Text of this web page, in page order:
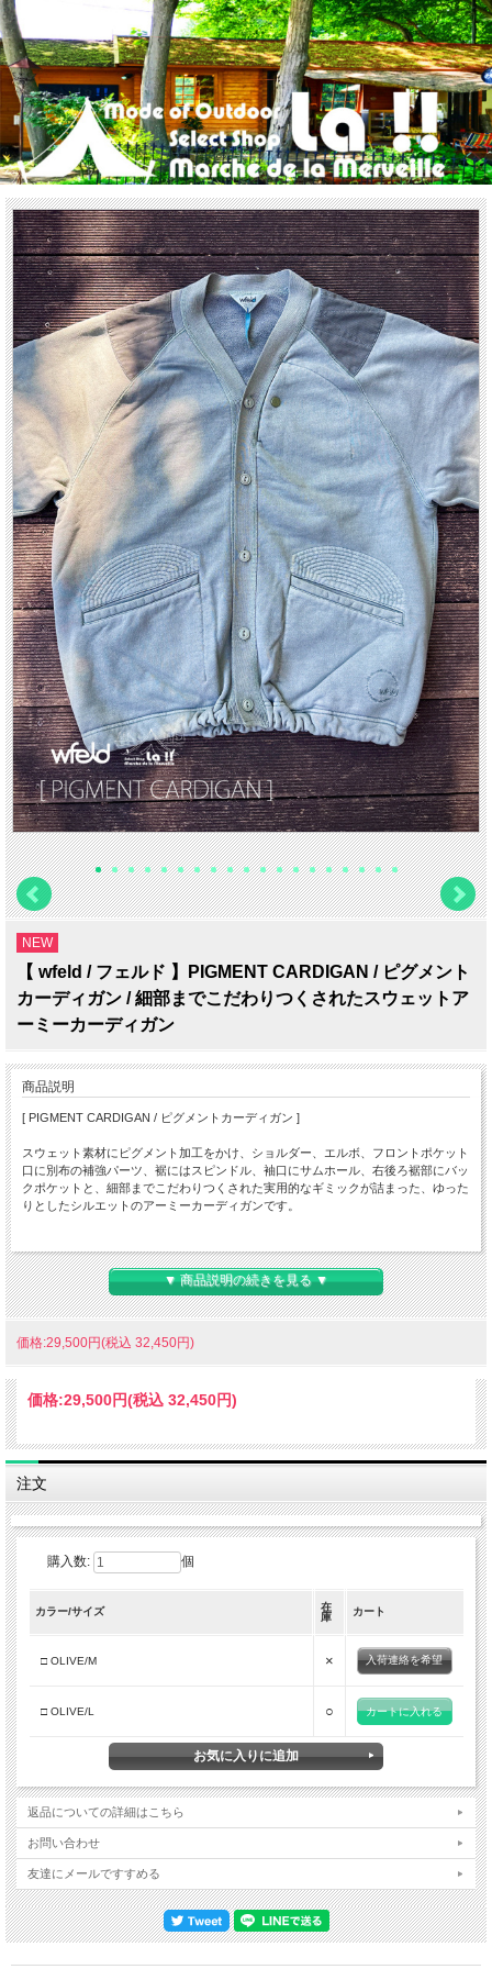
NEW
【 wfeld / フェルド 】PIGMENT CARDIGAN / ピグメント
カーディガン / 細部までこだわりつくされたスウェットア
ーミーカーディガン
商品説明
[ PIGMENT CARDIGAN / ピグメントカーディガン ]
スウェット素材にピグメント加工をかけ、ショルダー、エルボ、フロントポケット
口に別布の補強パーツ、裾にはスピンドル、袖口にサムホール、右後ろ裾部にバッ
クポケットと、細部までこだわりつくされた実用的なギミックが詰まった、ゆった
りとしたシルエットのアーミーカーディガンです。
・Size(cm)
着丈 / 肩幅 / バスト / 裄丈
M ：73.0 / 55.0 / 122 / 90.0
L ：75.0 / 57.0 / 124 / 93.0
whatever の頭文字。
ニシャルウェアとして、野澤広志 (ヒロシ・ノザワ ) 氏がデザインを手掛けていま
す。
▼ 商品説明の続きを見る ▼
価格:29,500円(税込 32,450円)
価格:29,500円(税込 32,450円)
注文
購入数: 個
カラー/サイズ
在
庫
カート
□ OLIVE/M × 入荷連絡を希望
□ OLIVE/L ○
返品についての詳細はこちら
お問い合わせ
友達にメールですすめる